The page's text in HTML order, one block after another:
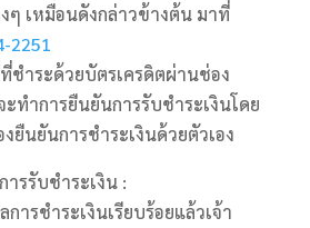
ๆ เหมือนดังกล่าวข้างต้น มาที่
2251
ชำระด้วยบัตรเครดิตผ่านช่อง
ทำการยืนยันการรับชำระเงินโดย
ยืนยันการชำระเงินด้วยตัวเอง
รรับชำระเงิน :
ารชำระเงินเรียบร้อยแล้วเจ้า